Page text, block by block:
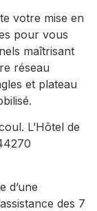
votre mise en
pour vous
maîtrisant
réseau
et plateau
L’Hôtel de
d’une
des 7